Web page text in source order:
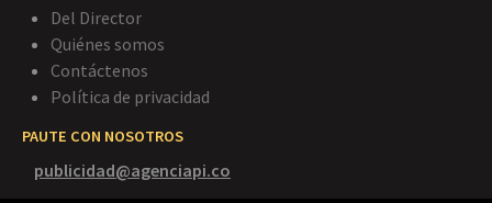
Del Director
Quiénes somos
Contáctenos
Política de privacidad
PAUTE CON NOSOTROS
publicidad@agenciapi.co